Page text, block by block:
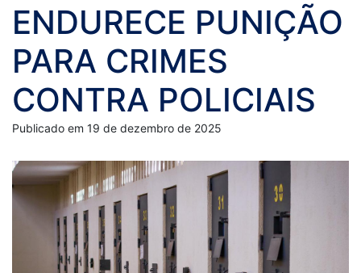
ENDURECE PUNIÇÃO
PARA CRIMES
CONTRA POLICIAIS
Publicado em 19 de dezembro de 2025